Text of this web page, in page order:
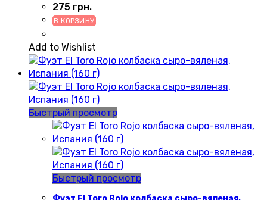
275 грн.
В КОРЗИНУ
Add to Wishlist
Быстрый просмотр
Быстрый просмотр